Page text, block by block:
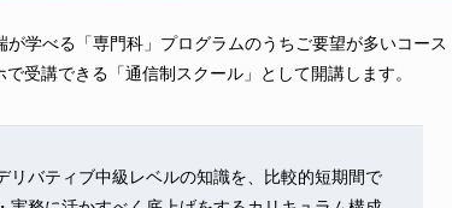
学べる「専門科」プログラムのうちご要望が多いコース
受講できる「通信制スクール」として開講します。
リバティブ中級レベルの知識を、比較的短期間で